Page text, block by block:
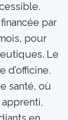
par
pour
Le
d’officine.
santé, où